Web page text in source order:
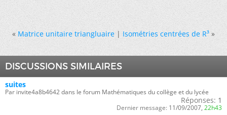
« Matrice unitaire triangluaire|Isométries centrées de R³ »
DISCUSSIONS SIMILAIRES
suites
Par invite4a8b4642 dans le forum Mathématiques du collège et du lycée
Réponses: 1
Dernier message: 11/09/2007, 22h43